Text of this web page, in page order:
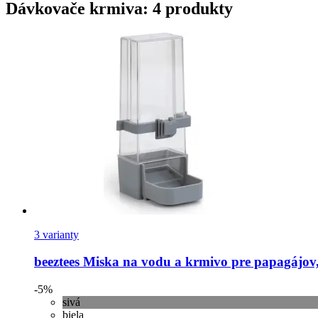
Dávkovače krmiva: 4 produkty
3 varianty
beeztees Miska na vodu a krmivo pre
-5%
sivá
biela